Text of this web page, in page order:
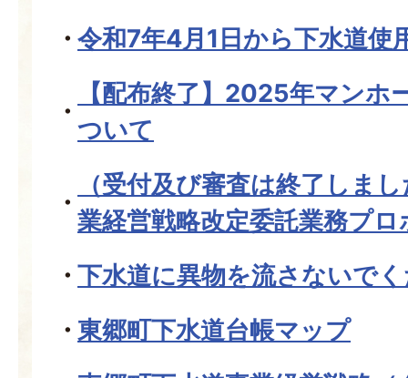
令和7年4月1日から下水道使
【配布終了】2025年マンホ
ついて
（受付及び審査は終了しま
業経営戦略改定委託業務プ
下水道に異物を流さないで
東郷町下水道台帳マップ